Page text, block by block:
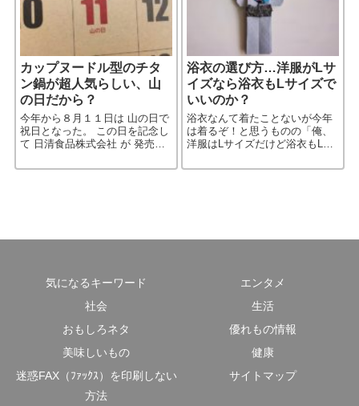
カップヌードル型のチタ
ン鍋が超人気らしい、山
の日だから？
今年から８月１１日は 山の日で
祝日となった。 この日を記念し
て 日清食品株式会社 が 発売し
カップヌードル型チタンクッカ
浴衣の選び方…洋服がLサ
イズなら浴衣もLサイズで
いいのか？
浴衣なんて着たことないが今年
は着るぞ！と思うものの「俺、
洋服はLサイズだけど浴衣もLサ
思った人はいないだろうか。 洋
気になるキーワード
エンタメ
社会
生活
おもしろネタ
優れもの情報
美味しいもの
健康
迷惑FAX（ﾌｧｯｸｽ）を印刷しない
方法
サイトマップ